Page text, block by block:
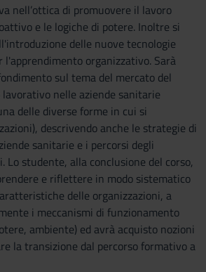
nell’ottica di promuovere il lavoro
e le logiche di potere. Inoltre si
delle nuove tecnologie
l'apprendimento organizzativo. Sarà
sul tema del mercato del
lavorativo nelle aziende sanitarie
delle diverse forme in cui si
descrivendo anche le strategie di
sanitarie e i percorsi degli
Lo studente, alla conclusione del corso,
e riflettere in modo sistematico
delle organizzazioni, a
i meccanismi di funzionamento
ambiente) ed avrà acquisto nozioni
la transizione dal percorso formativo a